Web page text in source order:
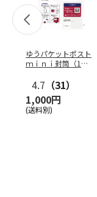
ゆうパケットポスト
ｍｉｎｉ封筒（1個
4.7 （31）
1,000円
(送料別)